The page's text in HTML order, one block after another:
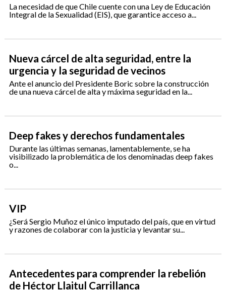
La necesidad de que Chile cuente con una Ley de Educación
Integral de la Sexualidad (EIS), que garantice acceso a...
Nueva cárcel de alta seguridad, entre la
urgencia y la seguridad de vecinos
Ante el anuncio del Presidente Boric sobre la construcción
de una nueva cárcel de alta y máxima seguridad en la...
Deep fakes y derechos fundamentales
Durante las últimas semanas, lamentablemente, se ha
visibilizado la problemática de los denominadas deep fakes
o...
VIP
¿Será Sergio Muñoz el único imputado del país, que en virtud
y razones de colaborar con la justicia y levantar su...
Antecedentes para comprender la rebelión
de Héctor Llaitul Carrillanca